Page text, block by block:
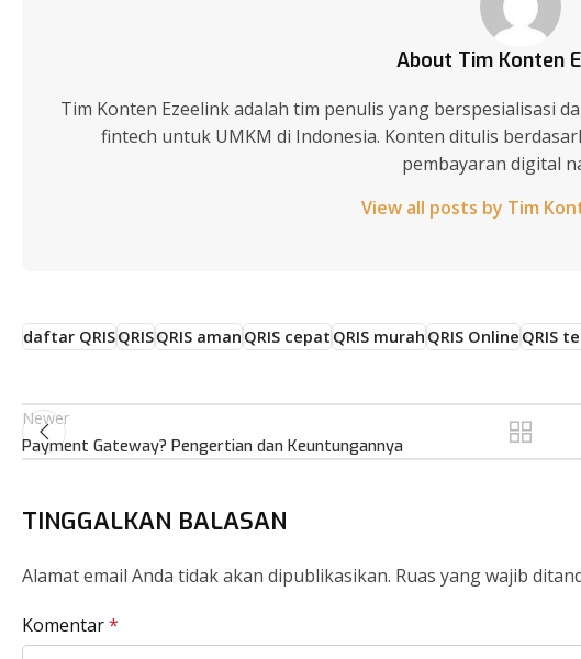
About Tim Konten
Tim Konten Ezeelink adalah tim penulis yang berspesialisasi
fintech untuk UMKM di Indonesia. Konten ditulis
pembayaran digital
View all posts by Tim
daftar QRISQRISQRIS amanQRIS cepatQRIS murahQRIS OnlineQRIS
Newer
Payment Gateway? Pengertian dan Keuntungannya
TINGGALKAN BALASAN
Alamat email Anda tidak akan dipublikasikan. Ruas yang wajib
Komentar*